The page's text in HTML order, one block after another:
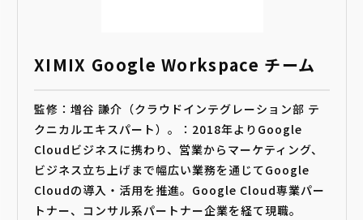
XIMIX Google Workspace チーム
監修：増谷 謙介（クラウドインテグレーション部 テ
クニカルエキスパート）。：2018年よりGoogle
Cloudビジネスに携わり、営業からマーケティング、
ビジネス立ち上げまで幅広い業務を通じてGoogle
Cloudの導入・活用を推進。Google Cloud専業パー
トナー、コンサル系パートナー企業を経て現職。